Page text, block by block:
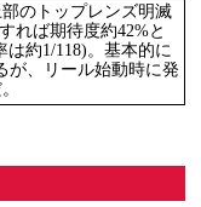
のトップレンズ明滅
れば期待度約42%と
約1/118)。基本的に
が、リール始動時に発